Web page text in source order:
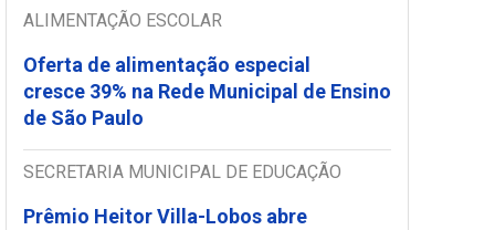
ALIMENTAÇÃO ESCOLAR
Oferta de alimentação especial
cresce 39% na Rede Municipal de Ensino
de São Paulo
SECRETARIA MUNICIPAL DE EDUCAÇÃO
Prêmio Heitor Villa-Lobos abre